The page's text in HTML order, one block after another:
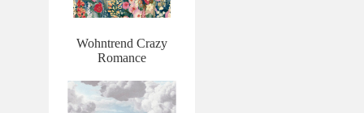
Wohntrend Crazy
Romance